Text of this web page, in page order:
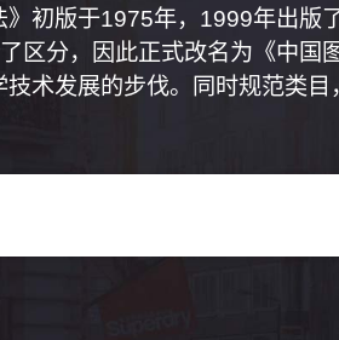
初版于1975年，1999年出版
区分，因此正式改名为《中国
术发展的步伐。同时规范类